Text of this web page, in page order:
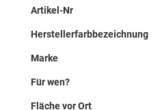
Mehr
Artikel-Nr
Herstellerfarbbezeichnung
Marke
Für wen?
Fläche vor Ort